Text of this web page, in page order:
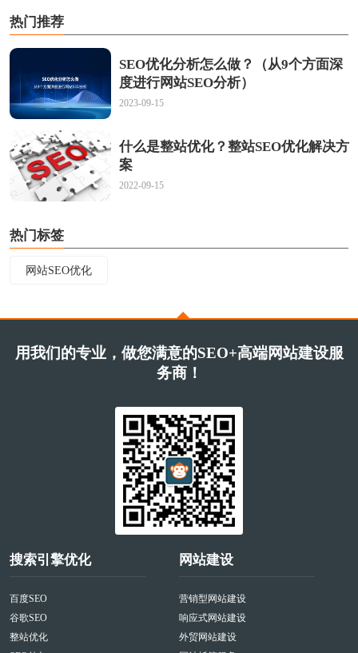
热门推荐
SEO优化分析怎么做？（从9个方面深
度进行网站SEO分析）
2023-09-15
什么是整站优化？整站SEO优化解决方
案
2022-09-15
热门标签
网站SEO优化
用我们的专业，做您满意的SEO+高端网站建设服
务商！
搜索引擎优化
百度SEO
谷歌SEO
整站优化
网站建设
营销型网站建设
响应式网站建设
外贸网站建设